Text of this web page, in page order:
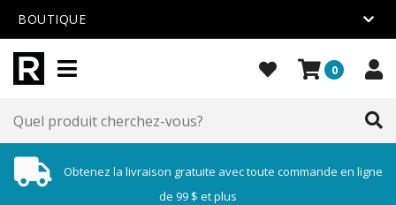
BOUTIQUE
0
Obtenez la livraison gratuite avec toute commande en ligne
de 99 $ et plus